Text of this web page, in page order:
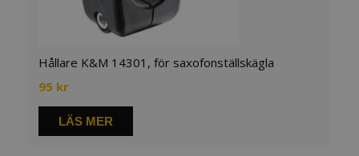
Hållare K&M 14301, för saxofonställskägla
95 kr
LÄS MER